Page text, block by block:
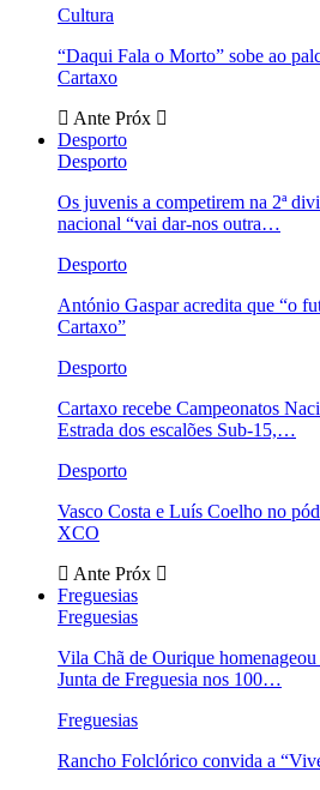
Cultura
“Daqui Fala o Morto” sobe ao
Cartaxo
Ante Próx
Desporto
Desporto
Os juvenis a competirem na 2ª
nacional “vai dar-nos outra…
Desporto
António Gaspar acredita que “o
Cartaxo”
Desporto
Cartaxo recebe Campeonatos
Estrada dos escalões Sub-15,…
Desporto
Vasco Costa e Luís Coelho no
XCO
Ante Próx
Freguesias
Freguesias
Vila Chã de Ourique homenageou
Junta de Freguesia nos 100…
Freguesias
Rancho Folclórico convida a